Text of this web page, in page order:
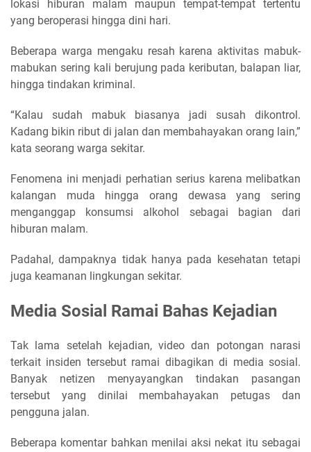
lokasi hiburan malam maupun tempat-tempat tertentu
yang beroperasi hingga dini hari.
Beberapa warga mengaku resah karena aktivitas mabuk-
mabukan sering kali berujung pada keributan, balapan liar,
hingga tindakan kriminal.
“Kalau sudah mabuk biasanya jadi susah dikontrol.
Kadang bikin ribut di jalan dan membahayakan orang lain,”
kata seorang warga sekitar.
Fenomena ini menjadi perhatian serius karena melibatkan
kalangan muda hingga orang dewasa yang sering
menganggap konsumsi alkohol sebagai bagian dari
hiburan malam.
Padahal, dampaknya tidak hanya pada kesehatan tetapi
juga keamanan lingkungan sekitar.
Media Sosial Ramai Bahas Kejadian
Tak lama setelah kejadian, video dan potongan narasi
terkait insiden tersebut ramai dibagikan di media sosial.
Banyak netizen menyayangkan tindakan pasangan
tersebut yang dinilai membahayakan petugas dan
pengguna jalan.
Beberapa komentar bahkan menilai aksi nekat itu sebagai